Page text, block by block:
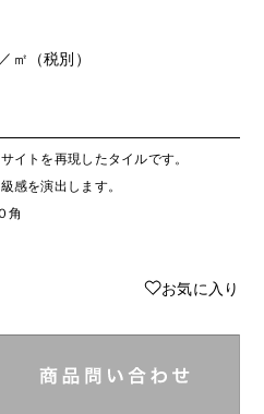
㎡（税別）
イトを再現したタイルです。
感を演出します。
角
♥お気に入り